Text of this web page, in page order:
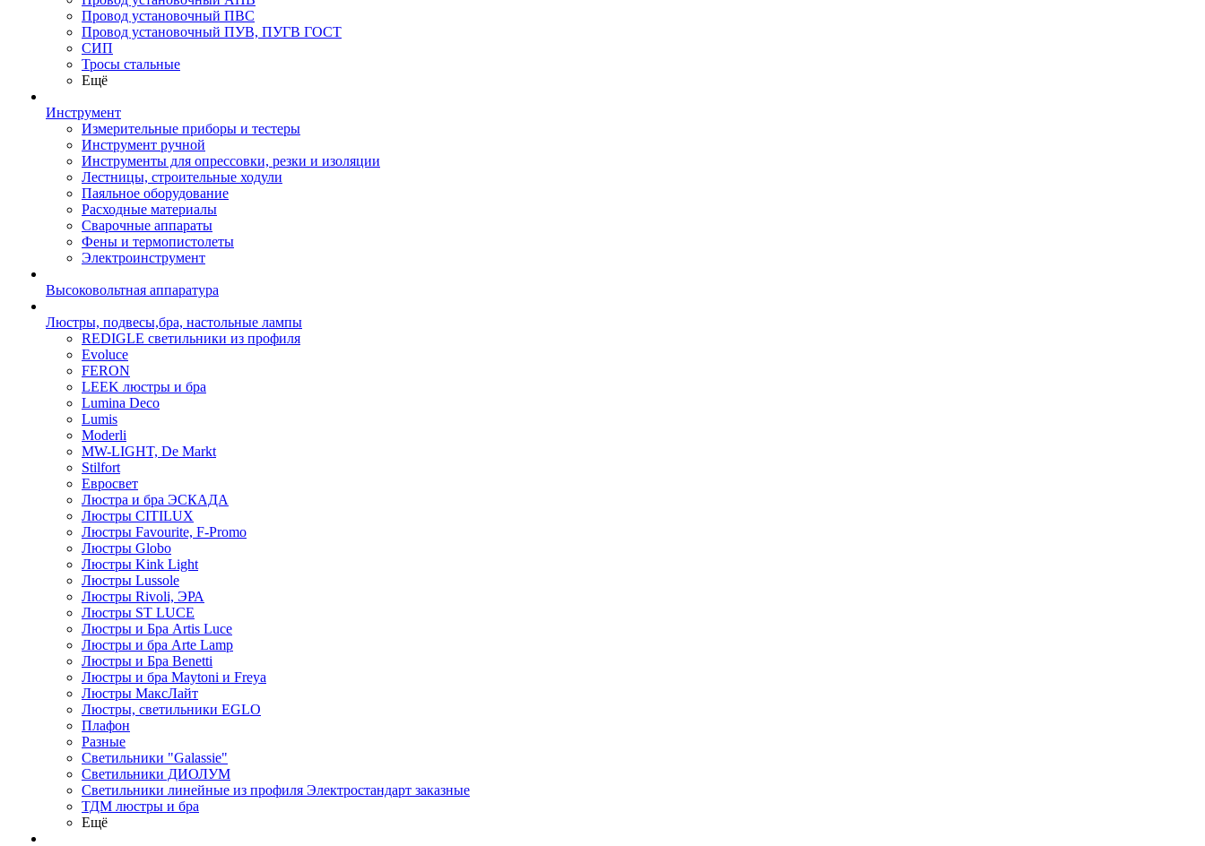
Провод установочный ПВС
Провод установочный ПУВ, ПУГВ ГОСТ
СИП
Тросы стальные
Ещё
Инструмент
Измерительные приборы и тестеры
Инструмент ручной
Инструменты для опрессовки, резки и изоляции
Лестницы, строительные ходули
Паяльное оборудование
Расходные материалы
Сварочные аппараты
Фены и термопистолеты
Электроинструмент
Высоковольтная аппаратура
Люстры, подвесы,бра, настольные лампы
REDIGLE светильники из профиля
Evoluce
FERON
LEEK люстры и бра
Lumina Deco
Lumis
Moderli
MW-LIGHT, De Markt
Stilfort
Евросвет
Люстра и бра ЭСКАДА
Люстры CITILUX
Люстры Favourite, F-Promo
Люстры Globo
Люстры Kink Light
Люстры Lussole
Люстры Rivoli, ЭРА
Люстры ST LUCE
Люстры и Бра Artis Luce
Люстры и бра Arte Lamp
Люстры и Бра Benetti
Люстры и бра Maytoni и Freya
Люстры МаксЛайт
Люстры, светильники EGLO
Плафон
Разные
Светильники "Galassie"
Светильники ДИОЛУМ
Светильники линейные из профиля Электростандарт заказные
ТДМ люстры и бра
Ещё